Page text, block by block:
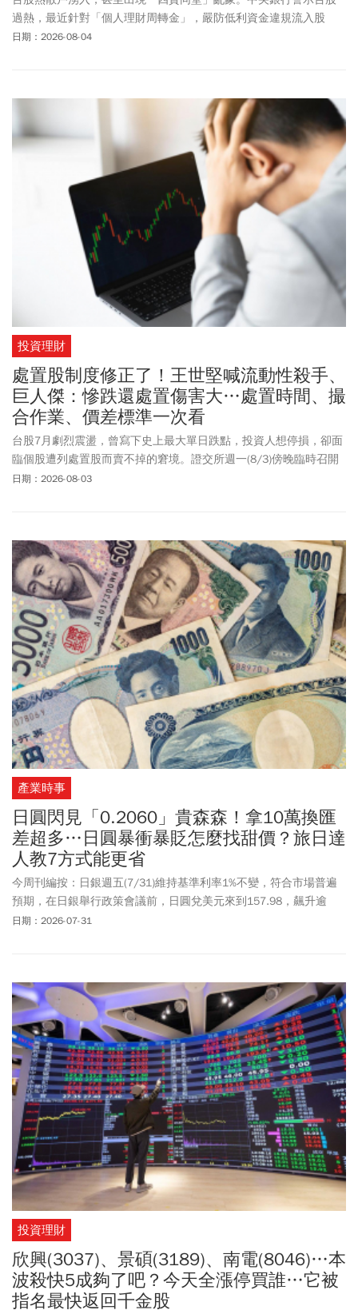
過熱，最近針對「個人理財周轉金」，嚴防低利資金違規流入股
市， 金管會也專案金檢「四貸同堂」，並嚴管主動式與高股息ETF誇
前，及早阻止個人高槓桿演變為家庭財務危機，進而形成股房雙殺
與系統性金融風險。
日期：2026-08-04
投資理財
處置股制度修正了！王世堅喊流動性殺手、
巨人傑：慘跌還處置傷害大…處置時間、撮
合作業、價差標準一次看
台股7月劇烈震盪，曾寫下史上最大單日跌點，投資人想停損，卻面
臨個股遭列處置股而賣不掉的窘境。證交所週一(8/3)傍晚臨時召開
記者會，確定調整處置期間，第一次及第二次(含)以上遭發布處置之
日)。另外，普通交易有價證券撮合作業時間也進行調整，第一次及
第二次(含)以上遭發布處置之普通交易有價證券，其撮合作業時間參
考現行瞬間價格穩定措施暫緩撮合期間，調整為約每2分鐘撮合一次
(原為約每5分鐘或20分鐘撮合一次)。至於收盤價起迄價差標準也改
變，股價超過1,000元至2,000元者，價差標準為300元；股價超過
2,000元至3,000元者，價差標準為450元，依此類推。證交所表示，
法規周一公告，即起開始實施，只要處置日期達到新標準，就可以
解除，而8/10後就完全採計新的計算方式。民進黨立委王世堅近期
即針對處置機制談到，現行處置制度仍沿用30年前的監理思維，已
無法反映如今成交量動輒數千億元的市場規模，直言「30年前的過
時制度，正在成為台股流動性的殺手」，呼籲金管會
全面檢討處置
機制、研議接軌國際的盤中熔斷制度，以及提高處置指標的彈性。
而「少年股神」巨人傑早前在台股大跌之際，也發文示警認為現行
處置制度不僅限制投資人正常交易，更可能衍生系統性風險，他認
為處置制度原本設計的目的，是在股價大漲時避免投資人過度追
價，但若市場處於急跌階段，反而可能產生反效果。巨人傑指出，
雖然分盤交易的用意是降低恐慌性賣壓，但現實情況是，融資維持
率不足時仍會面臨強制賣出，並不會因為進入處置而停止斷頭壓
力。在流動性不足的環境下，反而容易形成「處置+融資斷頭」的雙
重壓力，讓個股連續出現一字跌停，形成多殺多局面。在證交所宣
布修改後，巨人傑在臉書發文表示，這次處置策略的修改，不是針
機關可以多思考與討論一下，很多層面的影響不是賣不賣得掉的結
果論！還是很感謝主管機關願意修正與檢討。
日期：2026-08-03
產業時事
日圓閃見「0.2060」貴森森！拿10萬換匯
差超多…日圓暴衝暴貶怎麼找甜價？旅日達
人教7方式能更省
今周刊編按：日銀週五(7/31)維持基準利率1%不變，符合市場普遍
預期，在日銀舉行政策會議前，日圓兌美元來到157.98，飆升逾
3%、創2023年12月以來最大漲幅，隨著利率按兵不動下，日圓隨後
「0.1990」，台幣10萬元可換得約50萬2512日圓，如今只能換到約
48萬5436日圓，前後相差高達17076日圓、約台幣3500元，換匯壓
力明顯升高。如果是每年都去日本兩、三趟，常去日本旅遊、出
差，可以趁這個時候換匯嗎？旅日達人林氏璧分享，如果民眾只是
一兩年才去一趟日本，匯率上上下下其實影響不大。若是和他一樣
常去日本、有日幣消費的需求，可以依照以下7原則分散風險，省荷
包！1、申請一個外幣帳戶2、保存一部分的旅遊基金3、不要貪心，
覺得應該還可以再低而遲遲不換4、分批換入，是避險的重要方式
5、可以參考，但不要太相信所謂匯率專家的預測6、不一定要用現
金。雙幣卡也是好選擇7、準備多種支付方式分散風險
日期：2026-07-31
投資理財
欣興(3037)、景碩(3189)、南電(8046)…本
波殺快5成夠了吧？今天全漲停買誰…它被
指名最快返回千金股